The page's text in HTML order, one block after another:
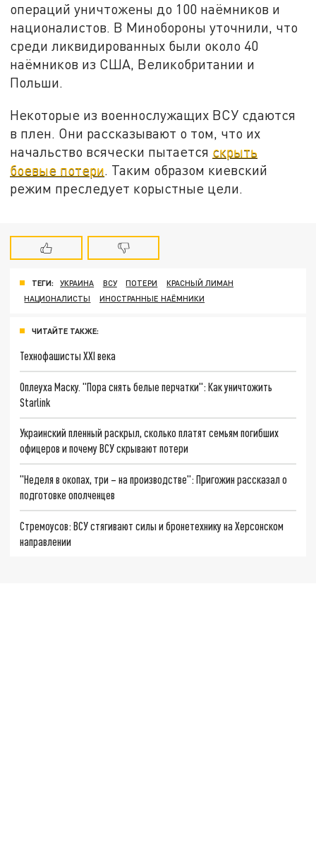
операций уничтожены до 100 наёмников и
националистов. В Минобороны уточнили, что
среди ликвидированных были около 40
наёмников из США, Великобритании и
Польши.
Некоторые из военнослужащих ВСУ сдаются
в плен. Они рассказывают о том, что их
начальство всячески пытается скрыть
боевые потери. Таким образом киевский
режим преследует корыстные цели.
ТЕГИ: УКРАИНА ВСУ ПОТЕРИ
КРАСНЫЙ ЛИМАН
НАЦИОНАЛИСТЫ
ИНОСТРАННЫЕ НАЁМНИКИ
ЧИТАЙТЕ ТАКЖЕ:
Технофашисты XXI века
Оплеуха Маску. "Пора снять белые перчатки": Как уничтожить
Starlink
Украинский пленный раскрыл, сколько платят семьям погибших
офицеров и почему ВСУ скрывают потери
"Неделя в окопах, три – на производстве": Пригожин рассказал о
подготовке ополченцев
Стремоусов: ВСУ стягивают силы и бронетехнику на Херсонском
направлении